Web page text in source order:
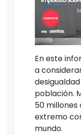
En este
a
población.
50
extremo
mundo.